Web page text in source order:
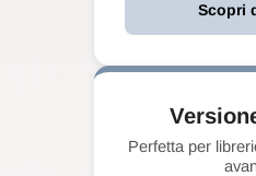
Scopri
Perfetta per